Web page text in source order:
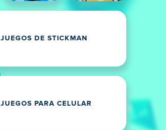
JUEGOS DE STICKMAN
JUEGOS PARA CELULAR